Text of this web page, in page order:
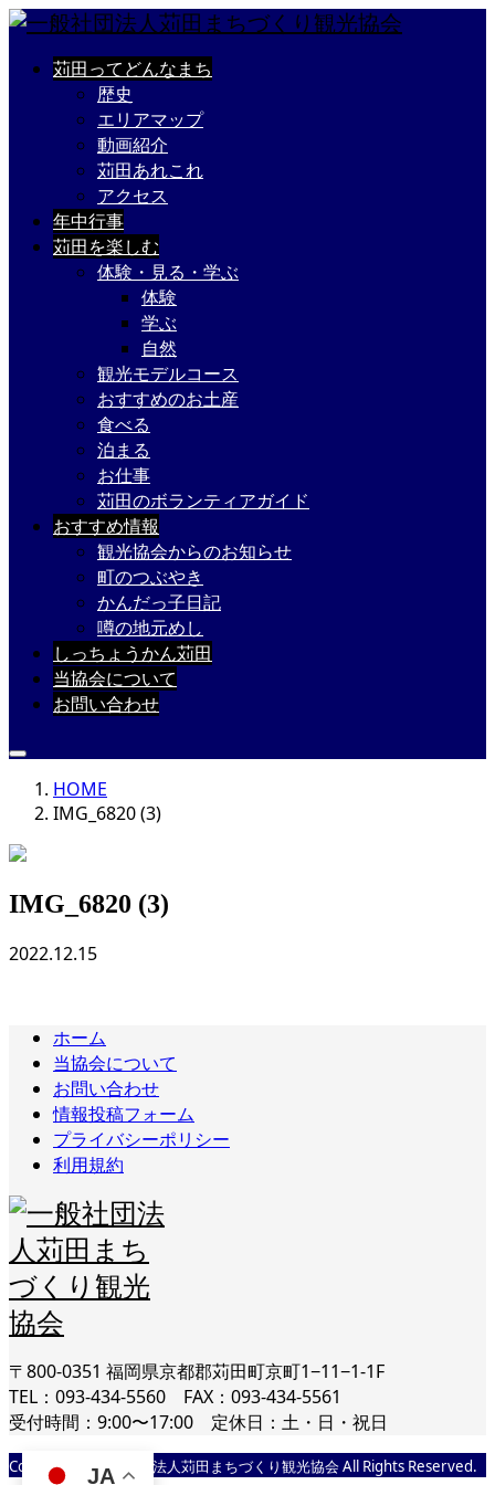
苅田ってどんなまち
歴史
エリアマップ
動画紹介
苅田あれこれ
アクセス
年中行事
苅田を楽しむ
体験・見る・学ぶ
体験
学ぶ
自然
観光モデルコース
おすすめのお土産
食べる
泊まる
お仕事
苅田のボランティアガイド
おすすめ情報
観光協会からのお知らせ
町のつぶやき
かんだっ子日記
噂の地元めし
しっちょうかん苅田
当協会について
お問い合わせ
HOME
IMG_6820 (3)
IMG_6820 (3)
2022.12.15
ホーム
当協会について
お問い合わせ
情報投稿フォーム
プライバシーポリシー
利用規約
〒800-0351 福岡県京都郡苅田町京町1−11−1-1F
TEL：093-434-5560 FAX：093-434-5561
受付時間：9:00〜17:00 定休日：土・日・祝日
Copyright © 一般社団法人苅田まちづくり観光協会 All Rights Reserved.
JA